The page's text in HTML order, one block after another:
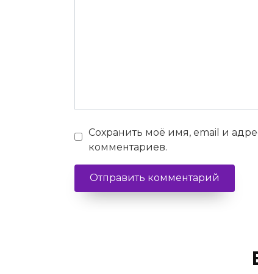
Сохранить моё имя, email и
комментариев.